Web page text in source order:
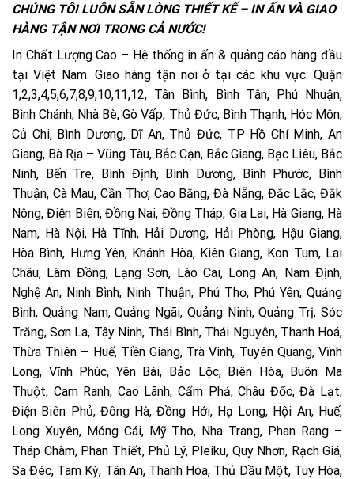
CHÚNG TÔI LUÔN SẴN LÒNG THIẾT KẾ – IN ẤN VÀ GIAO
HÀNG TẬN NƠI TRONG CẢ NƯỚC!
In Chất Lượng Cao – Hệ thống in ấn & quảng cáo hàng đầu
tại Việt Nam. Giao hàng tận nơi ở tại các khu vực: Quận
1,2,3,4,5,6,7,8,9,10,11,12, Tân Bình, Bình Tân, Phú Nhuận,
Bình Chánh, Nhà Bè, Gò Vấp, Thủ Đức, Bình Thạnh, Hóc Môn,
Củ Chi, Bình Dương, Dĩ An, Thủ Đức, TP Hồ Chí Minh, An
Giang, Bà Rịa – Vũng Tàu, Bắc Cạn, Bắc Giang, Bạc Liêu, Bắc
Ninh, Bến Tre, Bình Định, Bình Dương, Bình Phước, Bình
Thuận, Cà Mau, Cần Thơ, Cao Bằng, Đà Nẵng, Đắc Lắc, Đắk
Nông, Điện Biên, Đồng Nai, Đồng Tháp, Gia Lai, Hà Giang, Hà
Nam, Hà Nội, Hà Tĩnh, Hải Dương, Hải Phòng, Hậu Giang,
Hòa Bình, Hưng Yên, Khánh Hòa, Kiên Giang, Kon Tum, Lai
Châu, Lâm Đồng, Lạng Sơn, Lào Cai, Long An, Nam Định,
Nghệ An, Ninh Bình, Ninh Thuận, Phú Thọ, Phú Yên, Quảng
Bình, Quảng Nam, Quảng Ngãi, Quảng Ninh, Quảng Trị, Sóc
Trăng, Sơn La, Tây Ninh, Thái Bình, Thái Nguyên, Thanh Hoá,
Thừa Thiên – Huế, Tiền Giang, Trà Vinh, Tuyên Quang, Vĩnh
Long, Vĩnh Phúc, Yên Bái, Bảo Lộc, Biên Hòa, Buôn Ma
Thuột, Cam Ranh, Cao Lãnh, Cẩm Phả, Châu Đốc, Đà Lạt,
Điện Biên Phủ, Đông Hà, Đồng Hới, Hạ Long, Hội An, Huế,
Long Xuyên, Móng Cái, Mỹ Tho, Nha Trang, Phan Rang –
Tháp Chàm, Phan Thiết, Phủ Lý, Pleiku, Quy Nhơn, Rạch Giá,
Sa Đéc, Tam Kỳ, Tân An, Thanh Hóa, Thủ Dầu Một, Tuy Hòa,